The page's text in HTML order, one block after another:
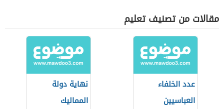
مقالات من تصنيف تعليم
عدد الخلفاء
العباسيين
نهاية دولة
المماليك